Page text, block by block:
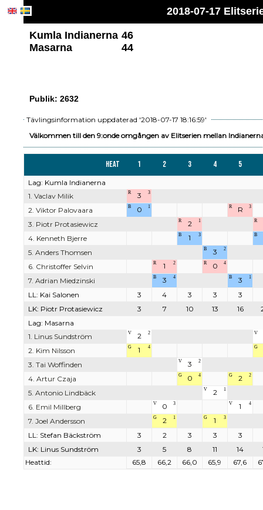
2018-07-17
Kumla Indianerna 46
Masarna
44
Publik: 2632
Tävlingsinformation uppdaterad '2018-07-17 18:16:59'
Välkommen till den 9:onde omgången av Elitserien mellan
Heat 1 2 3 4 5
Lag: Kumla Indianerna
1. Vaclav Milik
R 3 3
2. Viktor Palovaara B 0 1 R R 3
3. Piotr Protasiewicz R 2 1 R
4. Kenneth Bjerre B 1 3 B
5. Anders Thomsen B 3 2
6. Christoffer Selvin R 1 2 R 0 4
7. Adrian Miedzinski B 3 4 B 3 1
LL: Kai Salonen 3 4 3 3
3
LK: Piotr Protasiewicz
3 7 10 13 16
Lag: Masarna
1. Linus Sundström
V 2 2 V
2. Kim Nilsson
G 1 4 G
3. Tai Woffinden V 3 2
4. Artur Czaja G 0 4 G 2 2
5. Antonio Lindbäck V 2 1
6. Emil Millberg V 0 3 V 1 4
7. Joel Andersson G 2 1 G 1 3
LL: Stefan Bäckström 3 2 3 3
3
LK: Linus Sundström
3 5 8 11 14
Heattid:
65,8 66,2 66,0 65,9 67,6